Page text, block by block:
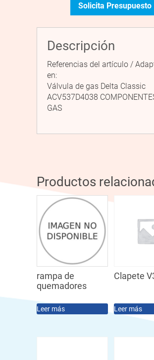
Solicita Presupuesto
Descripción
Referencias del artículo /
en:
Válvula de gas Delta Classic
ACV537D4038
GAS
Productos
rampa de
quemadores
Leer más
Clapete
Leer más